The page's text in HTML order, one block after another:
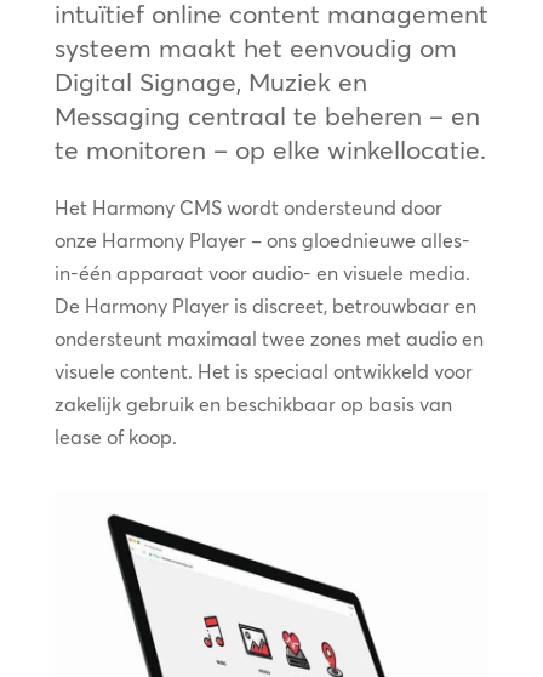
intuïtief online content management
systeem maakt het eenvoudig om
Digital Signage, Muziek en
Messaging centraal te beheren – en
te monitoren – op elke winkellocatie.
Het Harmony CMS wordt ondersteund door
onze Harmony Player – ons gloednieuwe alles-
in-één apparaat voor audio- en visuele media.
De Harmony Player is discreet, betrouwbaar en
ondersteunt maximaal twee zones met audio en
visuele content. Het is speciaal ontwikkeld voor
zakelijk gebruik en beschikbaar op basis van
lease of koop.